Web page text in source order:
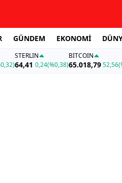
GÜNDEM EKONOMİ
STERLIN
64,41 0,24(%0,38)
BITCOIN
65.018,7952,56